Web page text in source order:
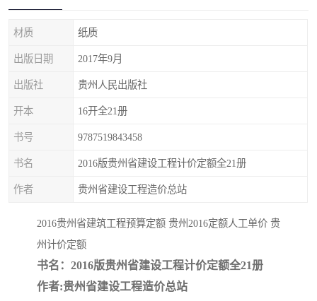
材质 纸质
出版日期 2017年9月
出版社 贵州人民出版社
开本 16开全21册
书号 9787519843458
书名 2016版贵州省建设工程计价定额全21册
作者 贵州省建设工程造价总站
2016贵州省建筑工程预算定额 贵州2016定额人工单价 贵
州计价定额
书名：2016版贵州省建设工程计价定额全21册
作者:贵州省建设工程造价总站
疏浚工程预算定额
福建建设工程预算定额
辽宁省工程计价定额
锅炉及压力容器规范国际
性规范ASME
广东省建设工程预算定额
湖北省建设工程预算定额 年考军校教材资料
甘肃省建设工程预算定额 山西省建设工程预算定额
内蒙古建设工程预算定额 公路工程预算定额